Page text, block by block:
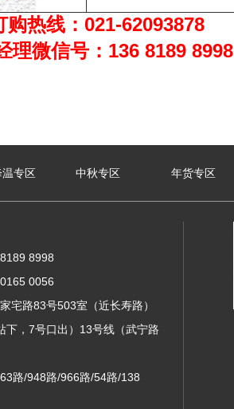
8189 8998
温专区 中秋专区 年货专区
8998
0056
宅路83号503室（近长寿路）
下，7号口出）13号线（武宁路
路/948路/966路/54路/138